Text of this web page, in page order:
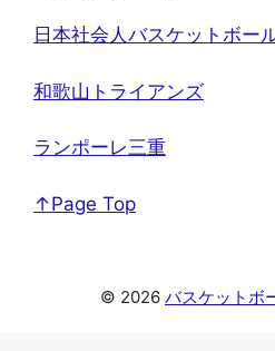
日本社会人バスケットボー
和歌山トライアンズ
ランポーレ三重
↑Page Top
© 2026 バスケットボ